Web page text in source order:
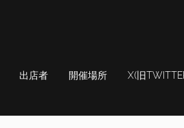
出店者 開催場所 X(旧